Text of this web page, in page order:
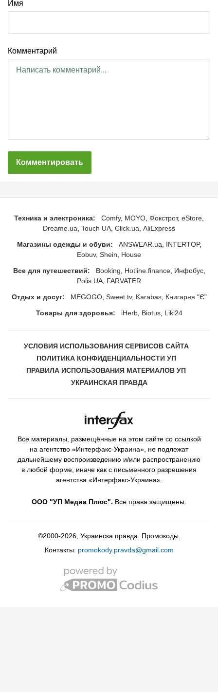
Имя
Комментарий
Комментировать
Техника и электроника: Comfy MOYO Фокстрот eStore
Dreame.ua Touch UA Click.ua AliExpress
Магазины одежды и обуви: ANSWEAR.ua
INTERTOP
Eobuv Shein House
Все для путешествий: Booking Hotline.finance Инфобус
Polis UA FARVATER
Отдых и досуг: MEGOGO Sweet.tv Karabas Книгарня "Є"
Товары для здоровья: iHerb Biotus Liki24
УСЛОВИЯ ИСПОЛЬЗОВАНИЯ СЕРВИСОВ САЙТА
ПОЛИТИКА КОНФИДЕНЦИАЛЬНОСТИ УП
ПРАВИЛА ИСПОЛЬЗОВАНИЯ МАТЕРИАЛОВ УП
УКРАИНСКАЯ ПРАВДА
Все материалы, размещённые на этом сайте со ссылкой
на агентство «Интерфакс-Украина», не подлежат
дальнейшему воспроизведению и/или распространению
в любой форме, иначе как с письменного разрешения
агентства «Интерфакс-Украина».
ООО "УП Медиа Плюс". Все права защищены.
©2000-2026, Украинска правда. Промокоды.
Контакты: promokody.pravda@gmail.com